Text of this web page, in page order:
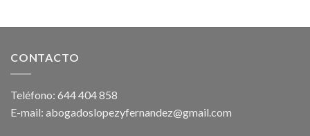
CONTACTO
Teléfono: 644 404 858
E-mail: abogadoslopezyfernandez@gmail.com